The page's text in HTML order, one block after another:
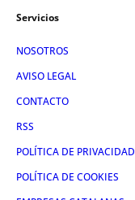
Servicios
NOSOTROS
AVISO LEGAL
CONTACTO
RSS
POLÍTICA DE PRIVACIDAD
POLÍTICA DE COOKIES